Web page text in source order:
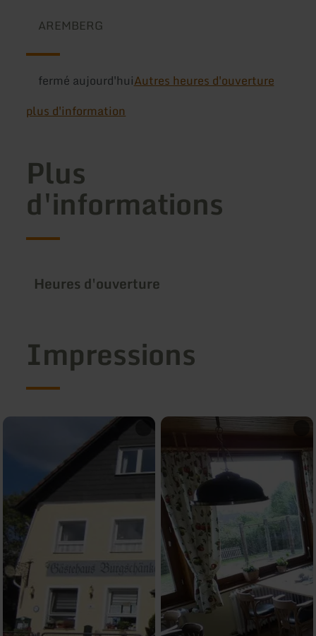
AREMBERG
fermé aujourd'huiAutres heures d'ouverture
plus d'information
Plus
d'informations
Heures d'ouverture
Impressions